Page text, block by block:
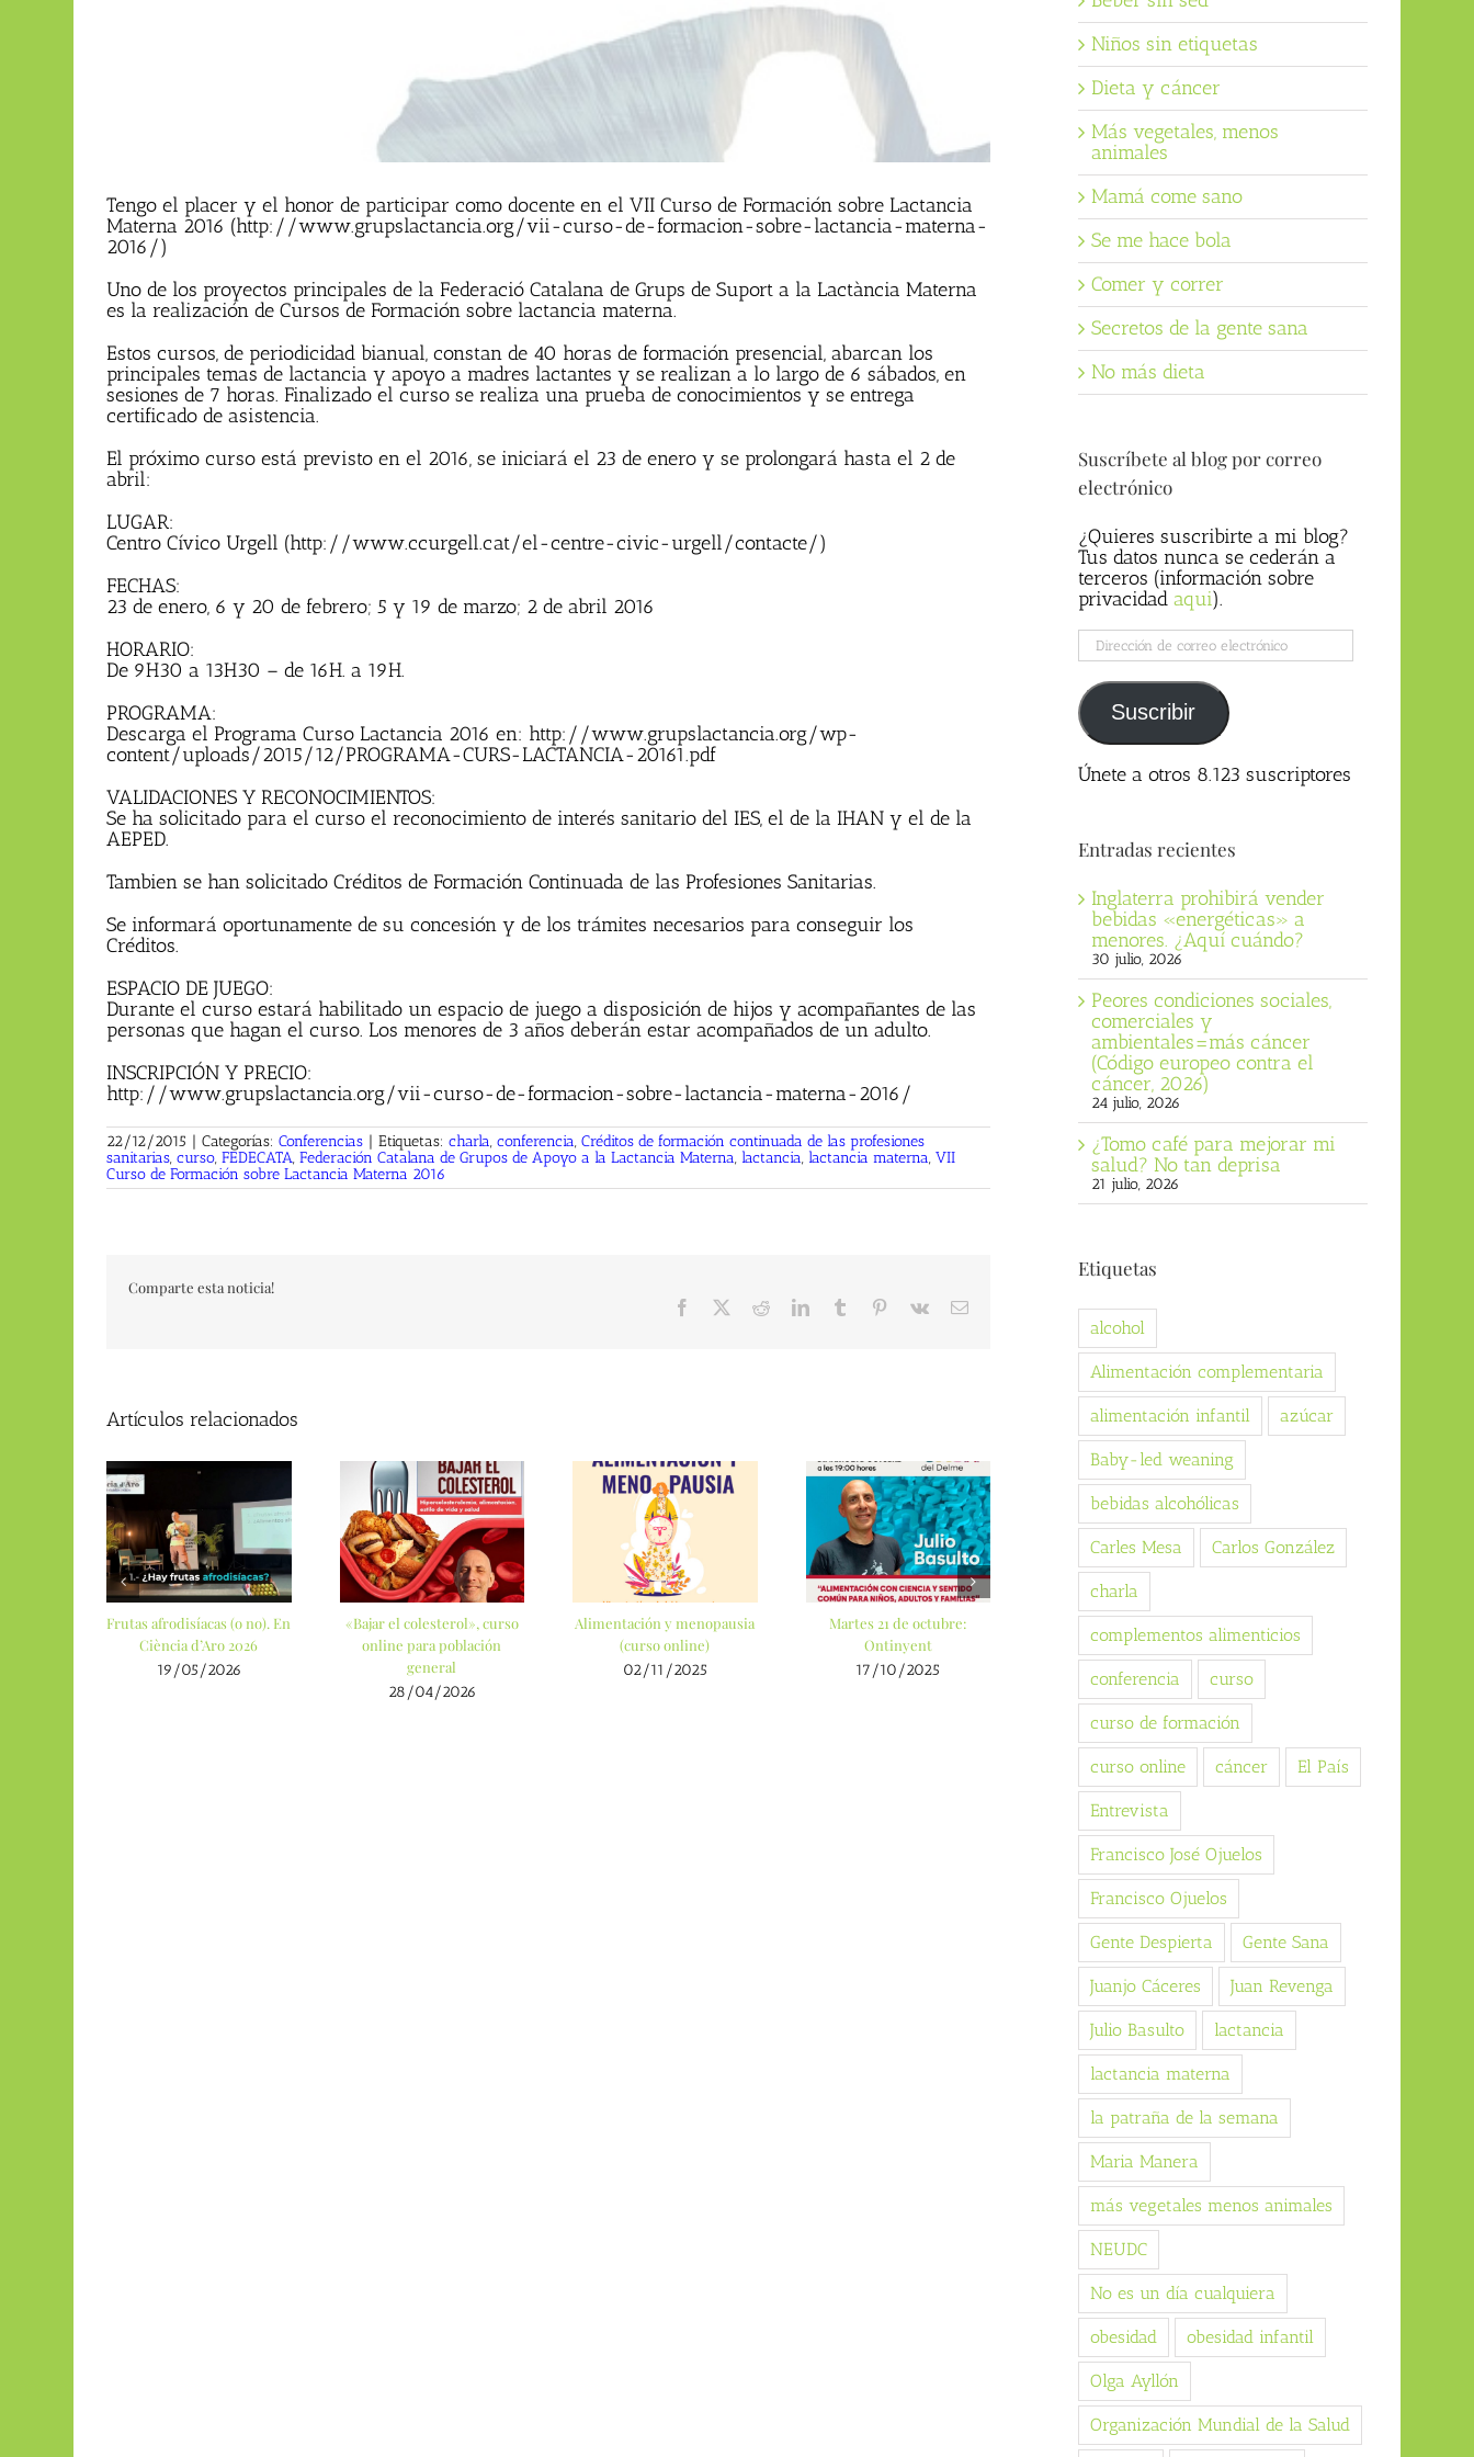
Tengo el placer y el honor de participar como docente en el VII Curso de Formación sobre Lactancia
Materna 2016 (http://www.grupslactancia.org/vii-curso-de-formacion-sobre-lactancia-materna-
2016/)
Uno de los proyectos principales de la Federació Catalana de Grups de Suport a la Lactància Materna
es la realización de Cursos de Formación sobre lactancia materna.
Estos cursos, de periodicidad bianual, constan de 40 horas de formación presencial, abarcan los
principales temas de lactancia y apoyo a madres lactantes y se realizan a lo largo de 6 sábados, en
sesiones de 7 horas. Finalizado el curso se realiza una prueba de conocimientos y se entrega
certificado de asistencia.
El próximo curso está previsto en el 2016, se iniciará el 23 de enero y se prolongará hasta el 2 de
abril:
LUGAR:
Centro Cívico Urgell (http://www.ccurgell.cat/el-centre-civic-urgell/contacte/)
FECHAS:
23 de enero, 6 y 20 de febrero; 5 y 19 de marzo; 2 de abril 2016
HORARIO:
De 9H30 a 13H30 – de 16H. a 19H.
PROGRAMA:
Descarga el Programa Curso Lactancia 2016 en: http://www.grupslactancia.org/wp-
content/uploads/2015/12/PROGRAMA-CURS-LACTANCIA-20161.pdf
VALIDACIONES Y RECONOCIMIENTOS:
Se ha solicitado para el curso el reconocimiento de interés sanitario del IES, el de la IHAN y el de la
AEPED.
Tambien se han solicitado Créditos de Formación Continuada de las Profesiones Sanitarias.
Se informará oportunamente de su concesión y de los trámites necesarios para conseguir los
Créditos.
ESPACIO DE JUEGO:
Durante el curso estará habilitado un espacio de juego a disposición de hijos y acompañantes de las
personas que hagan el curso. Los menores de 3 años deberán estar acompañados de un adulto.
INSCRIPCIÓN Y PRECIO:
http://www.grupslactancia.org/vii-curso-de-formacion-sobre-lactancia-materna-2016/
22/12/2015 | Categorías: Conferencias | Etiquetas: charla, conferencia, Créditos de formación continuada de las profesiones
sanitarias, curso, FEDECATA, Federación Catalana de Grupos de Apoyo a la Lactancia Materna, lactancia, lactancia materna, VII
Curso de Formación sobre Lactancia Materna 2016
Comparte esta noticia!
Facebook RedditLinkedInTumblr Pinterest
Vk
Correo
Artículos relacionados
Frutas afrodisíacas (o no). En
Ciència d’Aro 2026
19/05/2026
«Bajar el colesterol», curso
online para población
general
28/04/2026
Alimentación y menopausia
(curso online)
02/11/2025
Martes 21 de octubre:
Ontinyent
17/10/2025
Consell alimentari i d’estil
de vida en la menopausa
(seminari web), 22/oct/2025,
13:30h
15/10/2025
Nutrició i dolor a la jornada
«Més enllà dels fàrmacs:
11/10/2025
Niños sin etiquetas
Dieta y cáncer
Más vegetales, menos
animales
Mamá come sano
Se me hace bola
Comer y correr
Secretos de la gente sana
No más dieta
Suscríbete al blog por correo
electrónico
¿Quieres suscribirte a mi blog?
Tus datos nunca se cederán a
terceros (información sobre
privacidad aqui).
Dirección
de
correo
electrónico
Suscribir
Únete a otros 8.123 suscriptores
Entradas recientes
Inglaterra prohibirá vender
bebidas «energéticas» a
menores. ¿Aquí cuándo?
30 julio, 2026
Peores condiciones sociales,
comerciales y
ambientales=más cáncer
(Código europeo contra el
cáncer, 2026)
24 julio, 2026
¿Tomo café para mejorar mi
salud? No tan deprisa
21 julio, 2026
Etiquetas
alcohol
Alimentación complementaria
alimentación infantil azúcar
Baby-led weaning
bebidas alcohólicas
Carles Mesa Carlos González
charla
complementos alimenticios
conferencia curso
curso de formación
curso online cáncer El País
Entrevista
Francisco José Ojuelos
Francisco Ojuelos
Gente Despierta Gente Sana
Juanjo Cáceres Juan Revenga
Julio Basulto lactancia
lactancia materna
la patraña de la semana
Maria Manera
más vegetales menos animales
NEUDC
No es un día cualquiera
obesidad obesidad infantil
Olga Ayllón
Organización Mundial de la Salud